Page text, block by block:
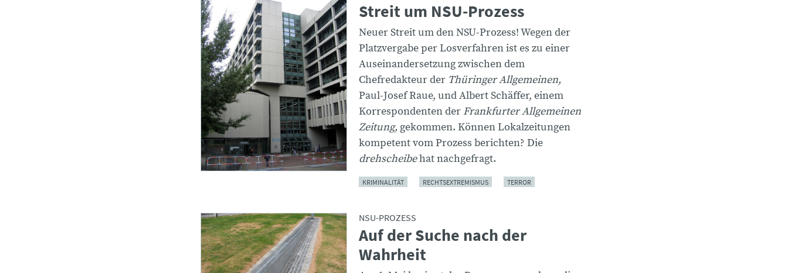
Streit um NSU-Prozess
Neuer Streit um den NSU-Prozess! Wegen der
Platzvergabe per Losverfahren ist es zu einer
Auseinandersetzung zwischen dem
Chefredakteur der Thüringer Allgemeinen,
Paul-Josef Raue, und Albert Schäffer, einem
Korrespondenten der Frankfurter Allgemeinen
Zeitung, gekommen. Können Lokalzeitungen
kompetent vom Prozess berichten? Die
drehscheibehat nachgefragt.
KRIMINALITÄT RECHTSEXTREMISMUS TERROR
NSU-PROZESS
Auf der Suche nach der
Wahrheit